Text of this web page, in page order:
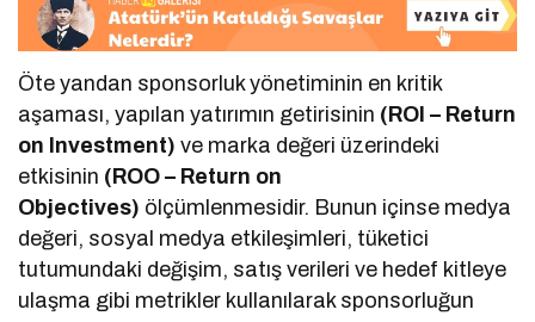
Öte yandan sponsorluk yönetiminin en kritik
aşaması, yapılan yatırımın getirisinin (ROI – Return
on Investment) ve marka değeri üzerindeki
etkisinin (ROO – Return on
Objectives) ölçümlenmesidir. Bunun içinse medya
değeri, sosyal medya etkileşimleri, tüketici
tutumundaki değişim, satış verileri ve hedef kitleye
ulaşma gibi metrikler kullanılarak sponsorluğun